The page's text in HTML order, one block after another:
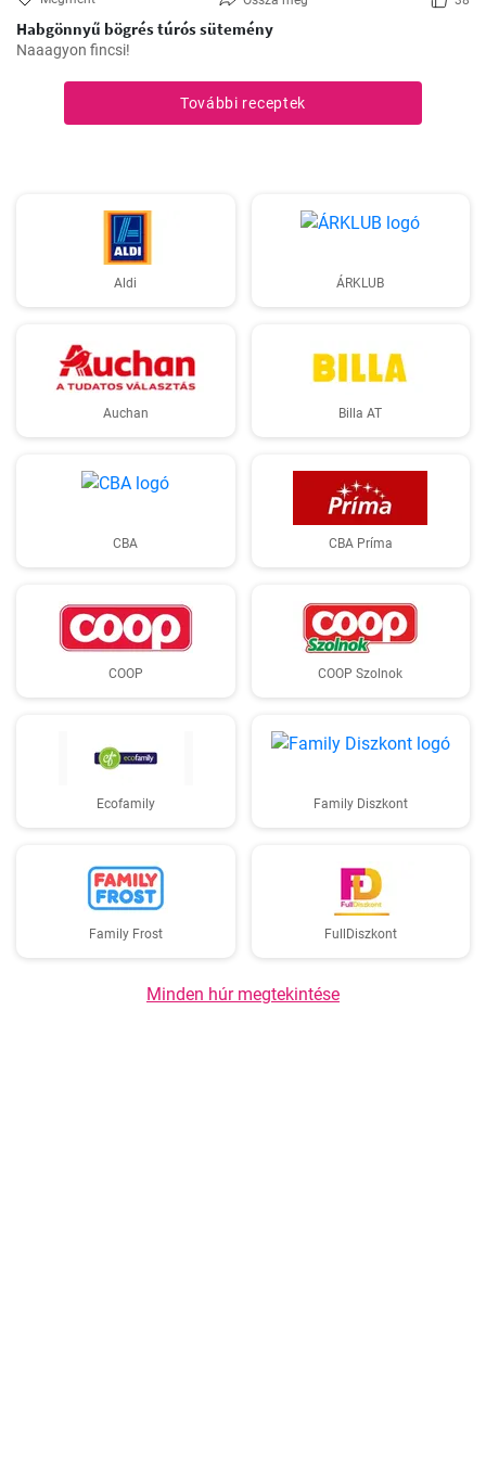
Habgönnyű bögrés túrós sütemény
Naaagyon fincsi!
További receptek
Aldi ÁRKLUB
Auchan Billa AT
CBA CBA Príma
COOP COOP Szolnok
Ecofamily Family Diszkont
Family Frost FullDiszkont
Minden húr megtekintése